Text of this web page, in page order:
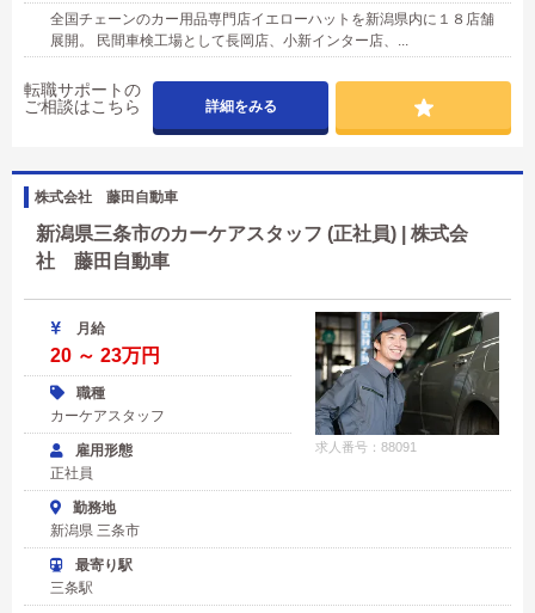
全国チェーンのカー用品専門店イエローハットを新潟県内に１８店舗
展開。 民間車検工場として長岡店、小新インター店、...
転職サポートの
ご相談はこちら
詳細をみる
株式会社 藤田自動車
新潟県三条市のカーケアスタッフ (正社員) | 株式会
社 藤田自動車
求人番号：88091
月給
20 ～ 23万円
職種
カーケアスタッフ
雇用形態
正社員
勤務地
新潟県 三条市
最寄り駅
三条駅